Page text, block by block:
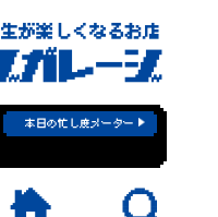
本日の忙し度メーター